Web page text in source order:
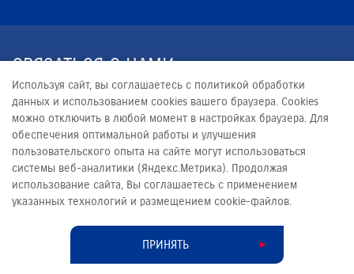
СВЯЗАТЬСЯ С НАМИ
+7 (3952) 500-110
INFO@SUZUKI-TERRA.RU
© 2026
Сделано в ПЕРКС
Используя сайт, вы соглашаетесь с политикой обработки
данных и использованием cookies вашего браузера. Cookies
можно отключить в любой момент в настройках браузера. Для
обеспечения оптимальной работы и улучшения
пользовательского опыта на сайте могут использоваться
системы веб-аналитики (Яндекс.Метрика). Продолжая
использование сайта, Вы соглашаетесь с применением
указанных технологий и размещением cookie-файлов.
ПРИНЯТЬ